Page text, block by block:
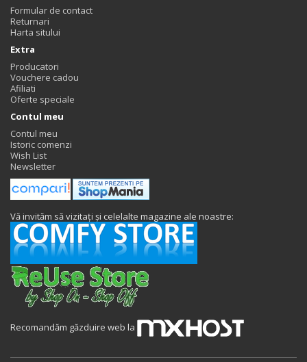
Formular de contact
Returnari
Harta sitului
Extra
Producatori
Vouchere cadou
Afiliati
Oferte speciale
Contul meu
Contul meu
Istoric comenzi
Wish List
Newsletter
Vă invităm să vizitați și celelalte magazine ale noastre:
Recomandăm găzduire web la